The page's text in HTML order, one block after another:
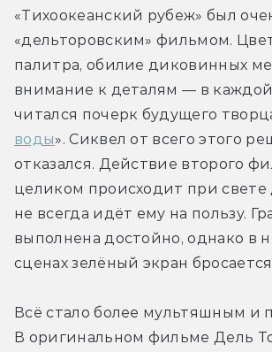
«Тихоокеанский рубеж» был
«дельторовским» фильмом.
палитра, обилие диковинных
внимание к деталям — в
читался почерк будущего
воды». Сиквел от всего этого
отказался. Действие второго
целиком происходит при свете
не всегда идёт ему на пользу.
выполнена достойно, однако в
сценах зелёный экран бросается
Всё стало более мультяшным и
В оригинальном фильме Дель